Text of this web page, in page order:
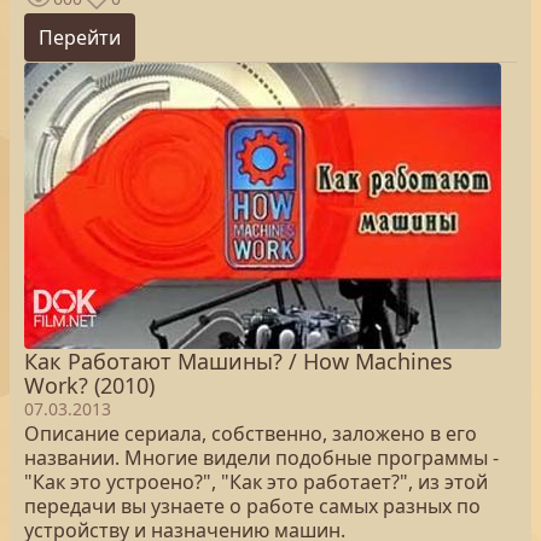
Перейти
Как Работают Машины? / How Machines
Work? (2010)
07.03.2013
Описание сериала, собственно, заложено в его
названии. Многие видели подобные программы -
"Как это устроено?", "Как это работает?", из этой
передачи вы узнаете о работе самых разных по
устройству и назначению машин.